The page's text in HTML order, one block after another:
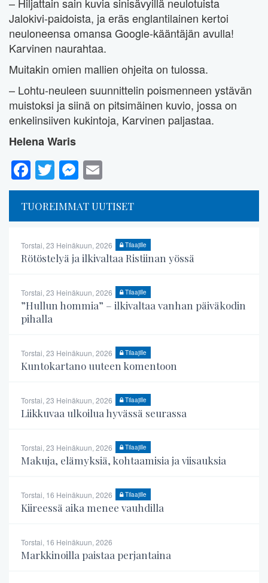
– Hiljattain sain kuvia sinisävyillä neulotuista
Jalokivi-paidoista, ja eräs englantilainen kertoi
neuloneensa omansa Google-kääntäjän avulla!
Karvinen naurahtaa.
Muitakin omien mallien ohjeita on tulossa.
– Lohtu-neuleen suunnittelin poismenneen ystävän
muistoksi ja siinä on pitsimäinen kuvio, jossa on
enkelinsiiven kukintoja, Karvinen paljastaa.
Helena Waris
Facebook
TwitterMessenger
TUOREIMMAT UUTISET
Torstai, 23 Heinäkuun, 2026 Tilaajille
Rötöstelyä ja ilkivaltaa Ristiinan yössä
Torstai, 23 Heinäkuun, 2026 Tilaajille
”Hullun hommia” – ilkivaltaa vanhan päiväkodin
pihalla
Torstai, 23 Heinäkuun, 2026 Tilaajille
Kuntokartano uuteen komentoon
Torstai, 23 Heinäkuun, 2026 Tilaajille
Liikkuvaa ulkoilua hyvässä seurassa
Torstai, 23 Heinäkuun, 2026 Tilaajille
Makuja, elämyksiä, kohtaamisia ja viisauksia
Torstai, 16 Heinäkuun, 2026 Tilaajille
Kiireessä aika menee vauhdilla
Torstai, 16 Heinäkuun, 2026
Markkinoilla paistaa perjantaina